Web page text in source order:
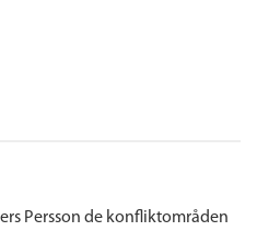
Persson de konfliktområden